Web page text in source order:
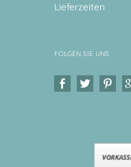
Lieferzeiten
FOLGEN SIE UNS